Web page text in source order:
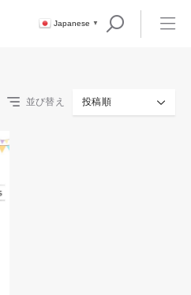
Japanese ▼
並び替え 投稿順